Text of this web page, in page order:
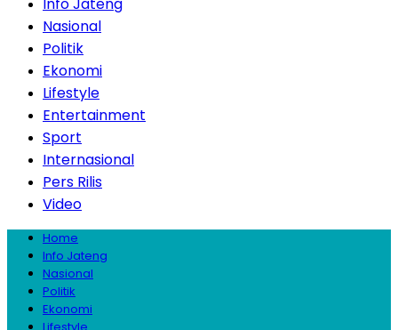
Nasional
Politik
Ekonomi
Lifestyle
Entertainment
Sport
Internasional
Pers Rilis
Video
Home
Info Jateng
Nasional
Politik
Ekonomi